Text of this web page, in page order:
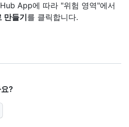
App에 따라 "위험 영역"에서
만들기를 클릭합니다.
?